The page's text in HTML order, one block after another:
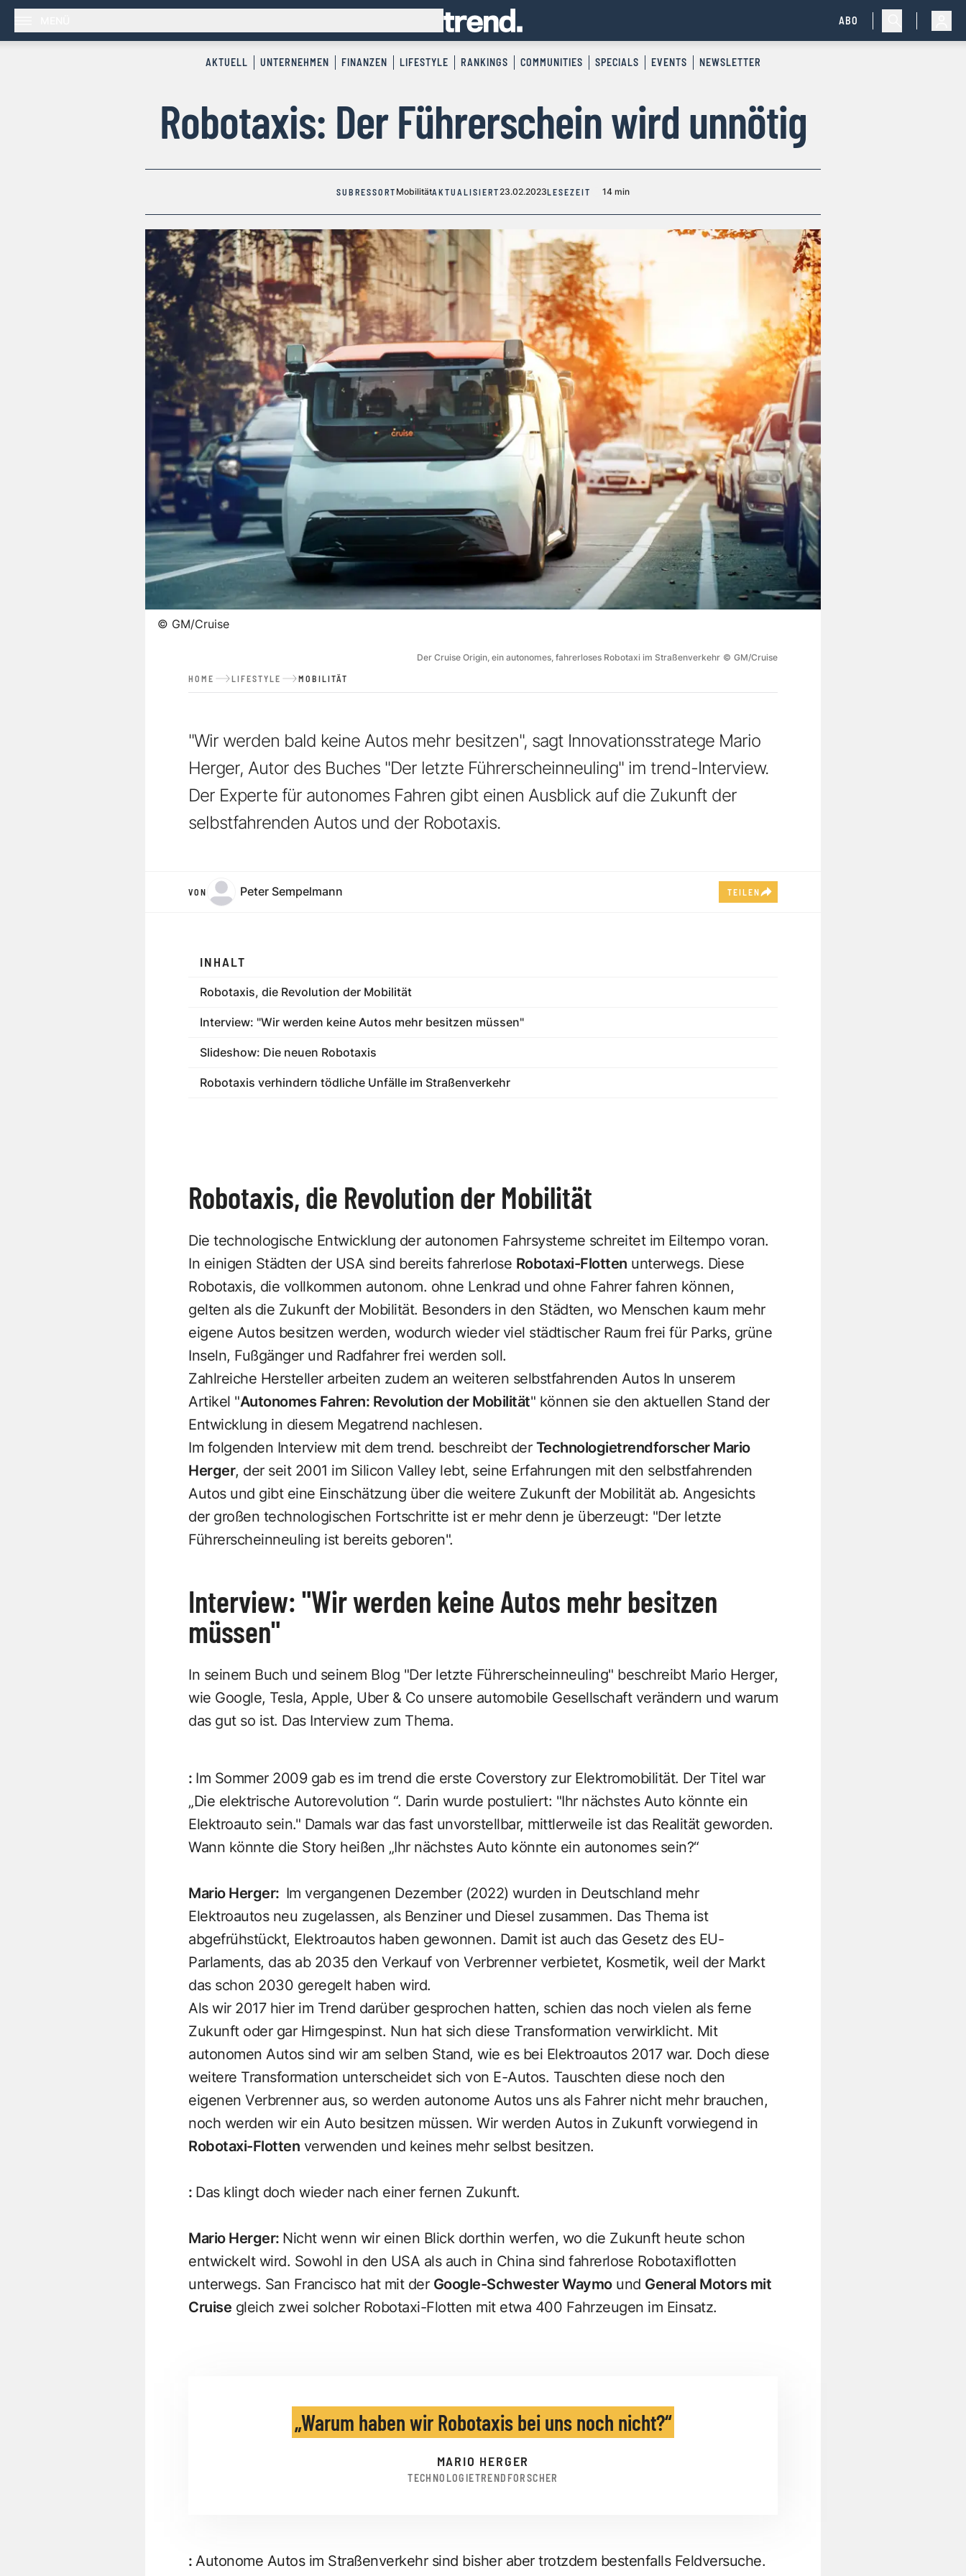
ABO
AKTUELL UNTERNEHMEN FINANZEN LIFESTYLE RANKINGS COMMUNITIES SPECIALS EVENTS NEWSLETTER
Robotaxis: Der Führerschein wird unnötig
SUBRESSORT MobilitätAKTUALISIERT23.02.2023LESEZEIT 14 min
© GM/Cruise
Der Cruise Origin, ein autonomes, fahrerloses Robotaxi im Straßenverkehr © GM/Cruise
HOME LIFESTYLE MOBILITÄT
"Wir werden bald keine Autos mehr besitzen", sagt Innovationsstratege Mario
Herger, Autor des Buches "Der letzte Führerscheinneuling" im trend-Interview.
Der Experte für autonomes Fahren gibt einen Ausblick auf die Zukunft der
selbstfahrenden Autos und der Robotaxis.
VON Peter Sempelmann TEILEN
INHALT
Robotaxis, die Revolution der Mobilität
Interview: "Wir werden keine Autos mehr besitzen müssen"
Slideshow: Die neuen Robotaxis
Robotaxis verhindern tödliche Unfälle im Straßenverkehr
Robotaxis, die Revolution der Mobilität
Die technologische Entwicklung der autonomen Fahrsysteme schreitet im Eiltempo voran.
In einigen Städten der USA sind bereits fahrerlose Robotaxi-Flotten unterwegs. Diese
Robotaxis, die vollkommen autonom. ohne Lenkrad und ohne Fahrer fahren können,
gelten als die Zukunft der Mobilität. Besonders in den Städten, wo Menschen kaum mehr
eigene Autos besitzen werden, wodurch wieder viel städtischer Raum frei für Parks, grüne
Inseln, Fußgänger und Radfahrer frei werden soll.
Zahlreiche Hersteller arbeiten zudem an weiteren selbstfahrenden Autos In unserem
Artikel "Autonomes Fahren: Revolution der Mobilität" können sie den aktuellen Stand der
Entwicklung in diesem Megatrend nachlesen.
Im folgenden Interview mit dem trend. beschreibt der Technologietrendforscher Mario
Herger, der seit 2001 im Silicon Valley lebt, seine Erfahrungen mit den selbstfahrenden
Autos und gibt eine Einschätzung über die weitere Zukunft der Mobilität ab. Angesichts
der großen technologischen Fortschritte ist er mehr denn je überzeugt: "Der letzte
Führerscheinneuling ist bereits geboren".
Interview: "Wir werden keine Autos mehr besitzen
müssen"
In seinem Buch und seinem Blog "Der letzte Führerscheinneuling" beschreibt Mario Herger,
wie Google, Tesla, Apple, Uber & Co unsere automobile Gesellschaft verändern und warum
das gut so ist. Das Interview zum Thema.
: Im Sommer 2009 gab es im trend die erste Coverstory zur Elektromobilität. Der Titel war
„Die elektrische Autorevolution “. Darin wurde postuliert: "Ihr nächstes Auto könnte ein
Elektroauto sein." Damals war das fast unvorstellbar, mittlerweile ist das Realität geworden.
Wann könnte die Story heißen „Ihr nächstes Auto könnte ein autonomes sein?“
Mario Herger: Im vergangenen Dezember (2022) wurden in Deutschland mehr
Elektroautos neu zugelassen, als Benziner und Diesel zusammen. Das Thema ist
abgefrühstückt, Elektroautos haben gewonnen. Damit ist auch das Gesetz des EU-
Parlaments, das ab 2035 den Verkauf von Verbrenner verbietet, Kosmetik, weil der Markt
das schon 2030 geregelt haben wird.
Als wir 2017 hier im Trend darüber gesprochen hatten, schien das noch vielen als ferne
Zukunft oder gar Hirngespinst. Nun hat sich diese Transformation verwirklicht. Mit
autonomen Autos sind wir am selben Stand, wie es bei Elektroautos 2017 war. Doch diese
weitere Transformation unterscheidet sich von E-Autos. Tauschten diese noch den
eigenen Verbrenner aus, so werden autonome Autos uns als Fahrer nicht mehr brauchen,
noch werden wir ein Auto besitzen müssen. Wir werden Autos in Zukunft vorwiegend in
Robotaxi-Flotten verwenden und keines mehr selbst besitzen.
: Das klingt doch wieder nach einer fernen Zukunft.
Mario Herger: Nicht wenn wir einen Blick dorthin werfen, wo die Zukunft heute schon
entwickelt wird. Sowohl in den USA als auch in China sind fahrerlose Robotaxiflotten
unterwegs. San Francisco hat mit der Google-SchwesterWaymound General Motors mit
Cruise gleich zwei solcher Robotaxi-Flotten mit etwa 400 Fahrzeugen im Einsatz.
Warum haben wir Robotaxis bei uns noch nicht?
MARIO HERGER
TECHNOLOGIETRENDFORSCHER
: Autonome Autos im Straßenverkehr sind bisher aber trotzdem bestenfalls Feldversuche.